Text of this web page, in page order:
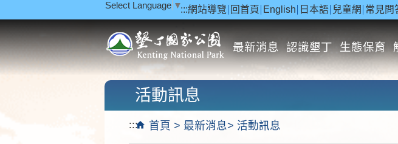
:::網站導覽 回首頁 English 日本語 兒童網 常見問
Select Language ▼
最新消息 認識墾丁 生態保育
::: 首頁 最新消息 活動訊息
活動訊息